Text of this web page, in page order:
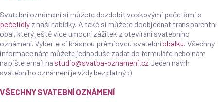
Svatební oznámení si můžete dozdobit voskovými pečetěmi s
pečetidly z naší nabídky. A také si můžete doobjednat transparentní
obal, který ještě více umocní zážitek z otevírání svatebního
oznámení. Vyberte si krásnou prémiovou svatebníobálku. Všechny
informace nám můžete jednoduše zadat do formuláře nebo nám
napište email na studio@svatba-oznameni.cz Jeden návrh
svatebního oznámení je vždy bezplatný :)
VŠECHNY SVATEBNÍ OZNÁMENÍ